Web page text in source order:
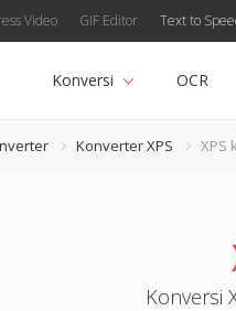
Video GIF Editor Text to
Konversi OCR
Konverter XPS XPS
Konversi